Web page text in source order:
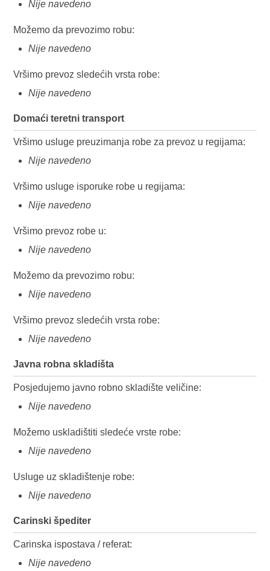
Nije navedeno
Možemo da prevozimo robu:
Nije navedeno
Vršimo prevoz sledećih vrsta robe:
Nije navedeno
Domaći teretni transport
Vršimo usluge preuzimanja robe za prevoz u regijama:
Nije navedeno
Vršimo usluge isporuke robe u regijama:
Nije navedeno
Vršimo prevoz robe u:
Nije navedeno
Možemo da prevozimo robu:
Nije navedeno
Vršimo prevoz sledećih vrsta robe:
Nije navedeno
Javna robna skladišta
Posjedujemo javno robno skladište veličine:
Nije navedeno
Možemo uskladištiti sledeće vrste robe:
Nije navedeno
Usluge uz skladištenje robe:
Nije navedeno
Carinski špediter
Carinska ispostava / referat:
Nije navedeno